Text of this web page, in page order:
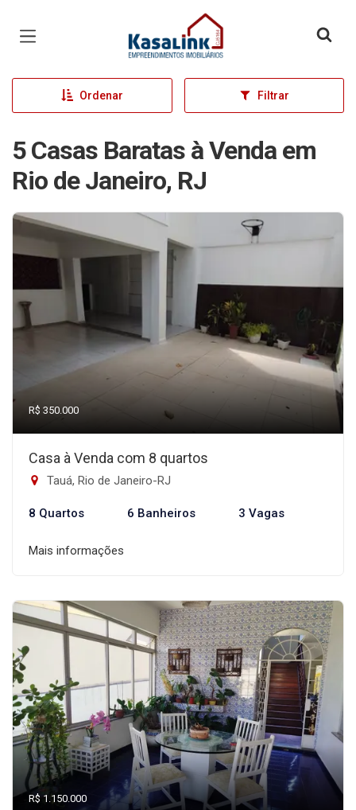
Página inicial
Ordenar Filtrar
5 Casas Baratas à Venda em
Rio de Janeiro, RJ
R$ 350.000
Casa à Venda com 8 quartos
Tauá, Rio de Janeiro-RJ
8 Quartos 6 Banheiros 3 Vagas
Mais informações
R$ 1.150.000